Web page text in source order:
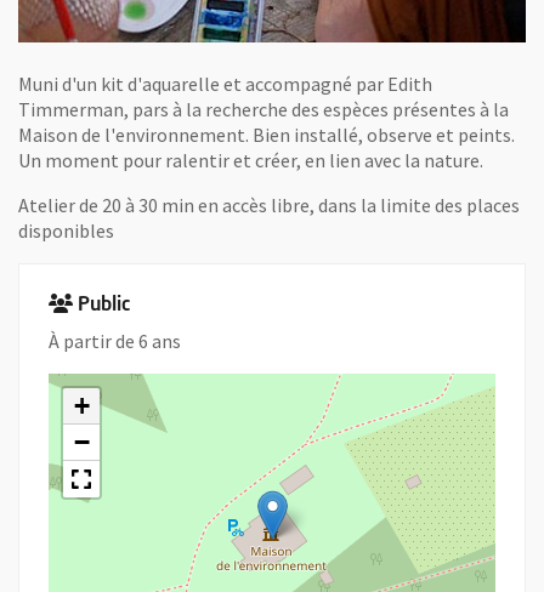
Muni d'un kit d'aquarelle et accompagné par Edith
Timmerman, pars à la recherche des espèces présentes à la
Maison de l'environnement. Bien installé, observe et peints.
Un moment pour ralentir et créer, en lien avec la nature.
Atelier de 20 à 30 min en accès libre, dans la limite des places
disponibles
Public
À partir de 6 ans
+
−